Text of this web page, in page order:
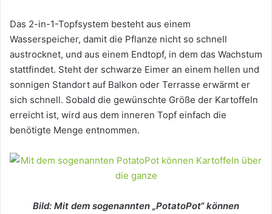
Das 2-in-1-Topfsystem besteht aus einem
Wasserspeicher, damit die Pflanze nicht so schnell
austrocknet, und aus einem Endtopf, in dem das Wachstum
stattfindet. Steht der schwarze Eimer an einem hellen und
sonnigen Standort auf Balkon oder Terrasse erwärmt er
sich schnell. Sobald die gewünschte Größe der Kartoffeln
erreicht ist, wird aus dem inneren Topf einfach die
benötigte Menge entnommen.
Bild: Mit dem sogenannten „PotatoPot“ können